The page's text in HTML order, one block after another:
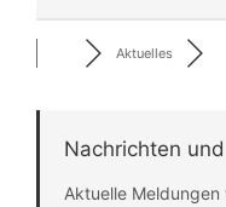
Aktuelles
Nachrichten
Aktuelle